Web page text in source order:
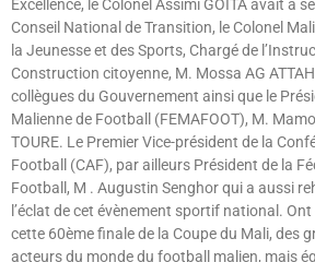
Excellence, le Colonel Assimi GOITA avait à
Conseil National de Transition, le Colonel
la Jeunesse et des Sports, Chargé de
Construction citoyenne, M. Mossa AG
collègues du Gouvernement ainsi que le
Malienne de Football (FEMAFOOT), M.
TOURE. Le Premier Vice-président de la
Football (CAF), par ailleurs Président de la
Football, M . Augustin Senghor qui a aussi
l’éclat de cet évènement sportif national.
cette 60ème finale de la Coupe du Mali, des
acteurs du monde du football malien, mais